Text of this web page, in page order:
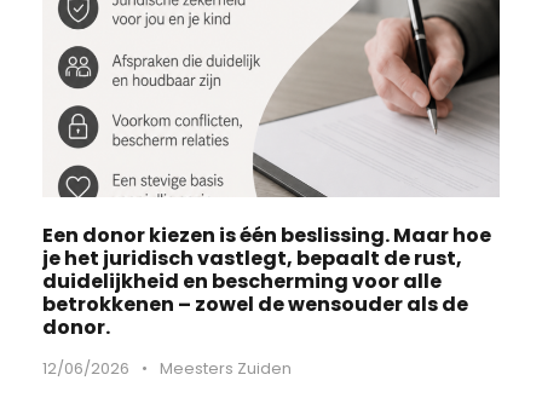
Een donor kiezen is één beslissing. Maar hoe
je het juridisch vastlegt, bepaalt de rust,
duidelijkheid en bescherming voor alle
betrokkenen – zowel de wensouder als de
donor.
12/06/2026 • Meesters Zuiden